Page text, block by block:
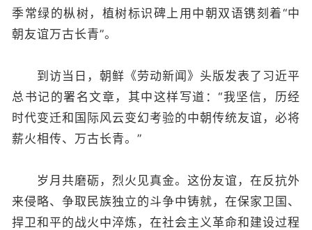
季常绿的枞树，植树标识碑上用中朝双语镌刻着“中
朝友谊万古长青”。
到访当日，朝鲜《劳动新闻》头版发表了习近平
总书记的署名文章，其中这样写道：“我坚信，历经
时代变迁和国际风云变幻考验的中朝传统友谊，必将
薪火相传、万古长青。”
岁月共磨砺，烈火见真金。这份友谊，在反抗外
来侵略、争取民族独立的斗争中铸就，在保家卫国、
捍卫和平的战火中淬炼，在社会主义革命和建设过程